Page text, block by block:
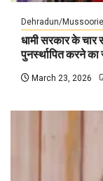
Dehradun/Mussoorie
धामी सरकार के चार
पुनर्स्थापित करने
March 23, 2026